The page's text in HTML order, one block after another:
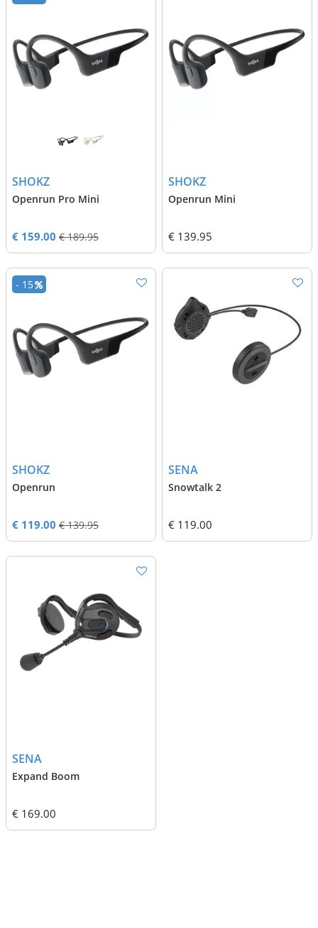
SHOKZ
Openrun Pro Mini
€ 159.00 € 189.95
SHOKZ
Openrun Mini
€ 139.95
SHOKZ
Openrun
€ 119.00 € 139.95
- 15
SENA
Snowtalk 2
€ 119.00
SENA
Expand Boom
€ 169.00